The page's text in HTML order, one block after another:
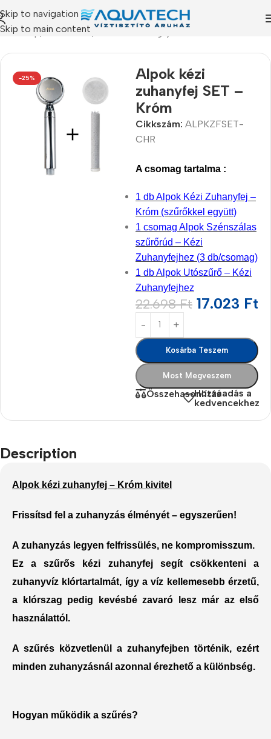
Skip to navigation
Skip to main content
Kezdőlap/Termékeink
-25%
Alpok kézi
zuhanyfej SET –
Króm
Cikkszám: ALPKZFSET-
CHR
A csomag tartalma :
1 db Alpok Kézi Zuhanyfej –
Króm (szűrőkkel együtt)
1 csomag Alpok Szénszálas
szűrőrúd – Kézi
Zuhanyfejhez (3 db/csomag)
1 db Alpok Utószűrő – Kézi
Zuhanyfejhez
22.698Ft 17.023 Ft
Kosárba Teszem
Most Megveszem
ÖsszehasonlításHozzáadás a
kedvencekhez
Description
Alpok kézi zuhanyfej – Króm kivitel
Frissítsd fel a zuhanyzás élményét – egyszerűen!
A zuhanyzás legyen felfrissülés, ne kompromisszum.
Ez a szűrős kézi zuhanyfej segít csökkenteni a
zuhanyvíz klórtartalmát, így a víz kellemesebb érzetű,
a klórszag pedig kevésbé zavaró lesz már az első
használattól.
A szűrés közvetlenül a zuhanyfejben történik, ezért
minden zuhanyzásnál azonnal érezhető a különbség.
Hogyan működik a szűrés?